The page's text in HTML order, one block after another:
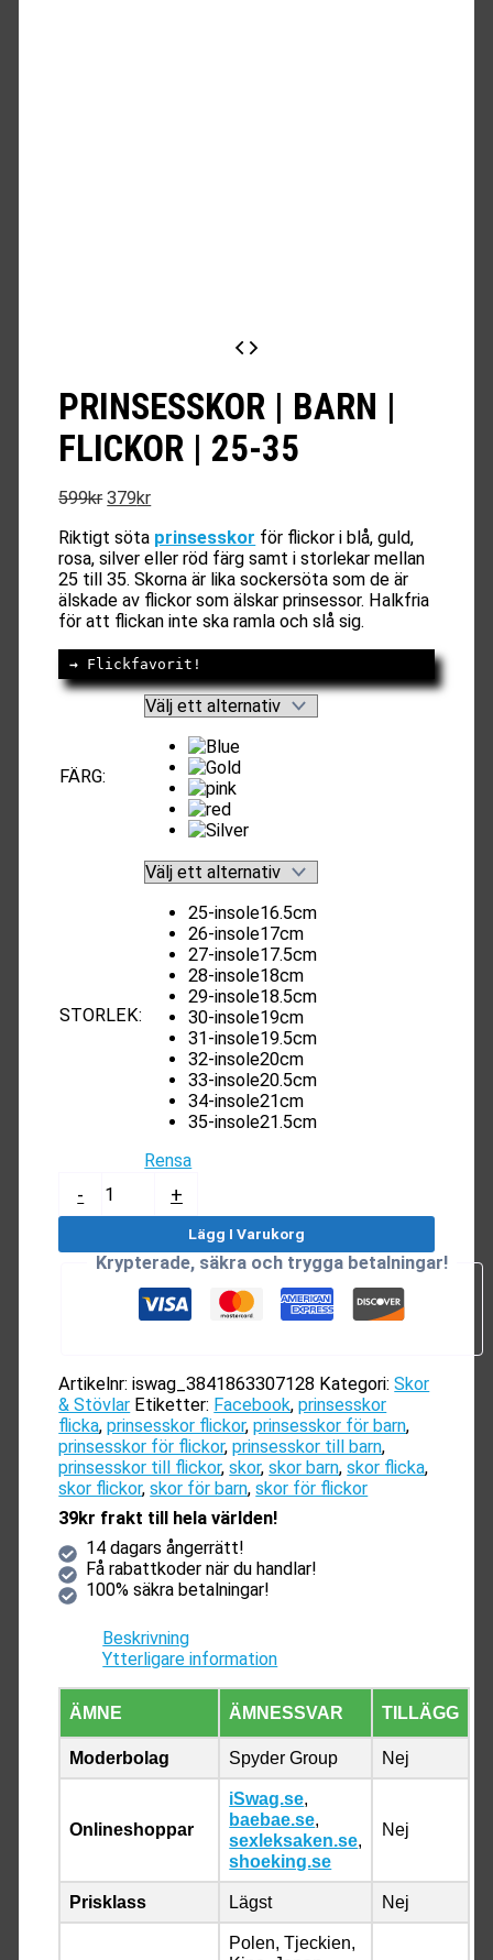
PRINSESSKOR | BARN |
FLICKOR | 25-35
599krDet
priset
var:
599kr.
379krDet
priset
är:
379kr.
Riktigt söta prinsesskor för flickor i blå, guld,
rosa, silver eller röd färg samt i storlekar mellan
25 till 35. Skorna är lika sockersöta som de är
älskade av flickor som älskar prinsessor. Halkfria
för att flickan inte ska ramla och slå sig.
→ Flickfavorit!
FÄRG:
STORLEK:
25-insole16.5cm
26-insole17cm
27-insole17.5cm
28-insole18cm
29-insole18.5cm
30-insole19cm
31-insole19.5cm
32-insole20cm
33-insole20.5cm
34-insole21cm
35-insole21.5cm
Rensa
-
Barn
Flickor
+
Lägg I Varukorg
Krypterade, säkra och trygga betalningar!
Artikelnr:iswag_3841863307128 Kategori:Skor
& Stövlar Etiketter: Facebook,prinsesskor
flicka,prinsesskor flickor,prinsesskor för barn,
prinsesskor för flickor,prinsesskor till barn,
prinsesskor till flickor,skor,skor barn,skor flicka,
skor flickor,skor för barn,skor för flickor
39kr frakt till hela världen!
14 dagars ångerrätt!
Få rabattkoder när du handlar!
100% säkra betalningar!
Beskrivning
Ytterligare information
ÄMNE ÄMNESSVAR TILLÄGG
Moderbolag Spyder Group Nej
Onlineshoppar
iSwag.se,
baebae.se,
sexleksaken.se,
shoeking.se
Nej
Prisklass Lägst Nej
Polen, Tjeckien,